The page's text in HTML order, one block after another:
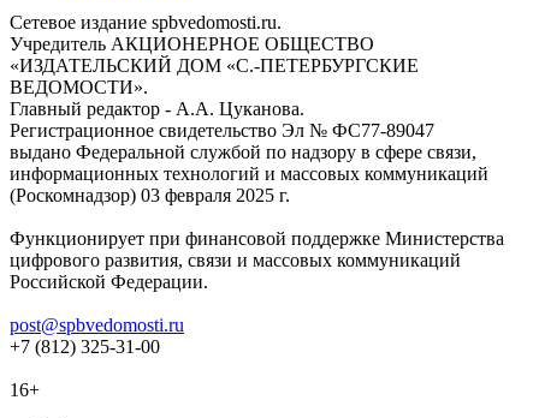
Сетевое издание spbvedomosti.ru.
Учредитель АКЦИОНЕРНОЕ ОБЩЕСТВО
«ИЗДАТЕЛЬСКИЙ ДОМ «С.-ПЕТЕРБУРГСКИЕ
ВЕДОМОСТИ».
Главный редактор - А.А. Цуканова.
Регистрационное свидетельство Эл № ФС77-89047
выдано Федеральной службой по надзору в сфере связи,
информационных технологий и массовых коммуникаций
(Роскомнадзор) 03 февраля 2025 г.
Функционирует при финансовой поддержке Министерства
цифрового развития, связи и массовых коммуникаций
Российской Федерации.
post@spbvedomosti.ru
+7 (812) 325-31-00
16+